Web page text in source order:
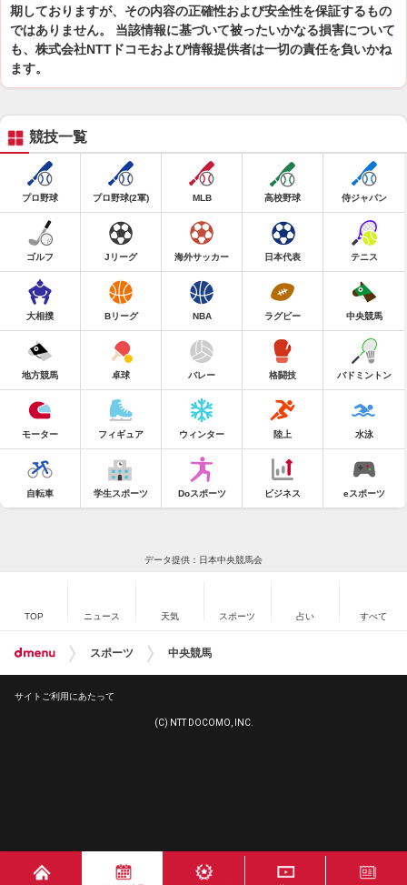
期しておりますが、その内容の正確性および安全性を保証するもの
ではありません。 当該情報に基づいて被ったいかなる損害について
も、株式会社NTTドコモおよび情報提供者は一切の責任を負いかね
ます。
競技一覧
プロ野球 プロ野球(2軍) MLB 高校野球 侍ジャパン
ゴルフ Jリーグ 海外サッカー 日本代表 テニス
大相撲 Bリーグ NBA ラグビー 中央競馬
地方競馬 卓球 バレー 格闘技 バドミントン
モーター フィギュア ウィンター 陸上 水泳
自転車 学生スポーツ Doスポーツ ビジネス eスポーツ
データ提供：日本中央競馬会
TOP ニュース 天気 スポーツ 占い すべて
スポーツ 中央競馬
サイトご利用にあたって
(C) NTT DOCOMO, INC.